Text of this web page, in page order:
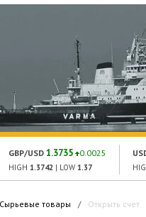
GBP/USD 1.3735 0.0025
HIGH 1.3742 | LOW 1.37
Сырьевые товары / Открыть счет